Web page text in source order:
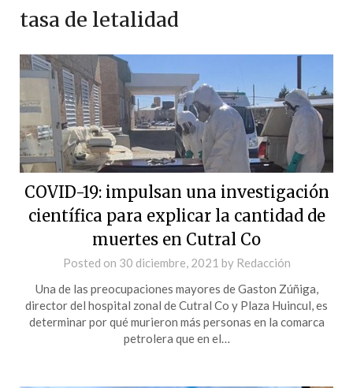
tasa de letalidad
COVID-19: impulsan una investigación
científica para explicar la cantidad de
muertes en Cutral Co
Posted on 30 diciembre, 2021 by Redacción
Una de las preocupaciones mayores de Gaston Zúñiga,
director del hospital zonal de Cutral Co y Plaza Huincul, es
determinar por qué murieron más personas en la comarca
petrolera que en el…